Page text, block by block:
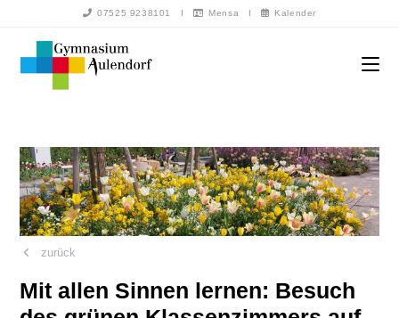
07525 9238101 I Mensa I Kalender
zurück
Mit allen Sinnen lernen: Besuch